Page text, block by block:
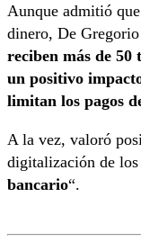
Aunque admitió
dinero, De Gregorio
reciben más de 50
un positivo
limitan los pagos
A la vez, valoró
digitalización de los
bancario“.